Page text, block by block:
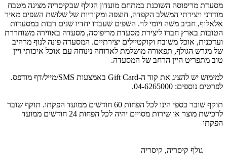
מסעדת מריפוסה השוכנת במתחם מועדון הגולף שבקיסריה מציגה מטבח
מודרני ויצירתי המשלב הקפדה, חוצפה ומקוריות של שלושת השפים מאיר
אלאלוף, חביב משה ויומי לוי. השפים שעבדו יחדיו שנים רבות במסעדות
הטובות בארץ חברו ליצירת מסעדת מריפוסה, מסעדה באווירה משוחררת
ועדכנית, אוכל משובח וקוקטיילים יצירתיים. המסעדה פונה לנוף מרהיב
של מגרש הגולף, תפאורה מושלמת לארוחה נינוחה עם אוכל איכותי ויין
טוב מתפריט היין הרחב של המסעדה.
למימוש יש להציג את קוד ה-Gift Card באמצעות SMS/מייל/דף מודפס.
לפרטים נוספים: 04-6265000.
תוקף שובר כספי הינו לכל הפחות 60 חודשים ממועד הפקתו. תוקף שובר
לרכישת מוצר או שירות מסויים יהיה לכל הפחות 24 חודשים ממועד
הפקתו
גולף קיסריה, קיסריה